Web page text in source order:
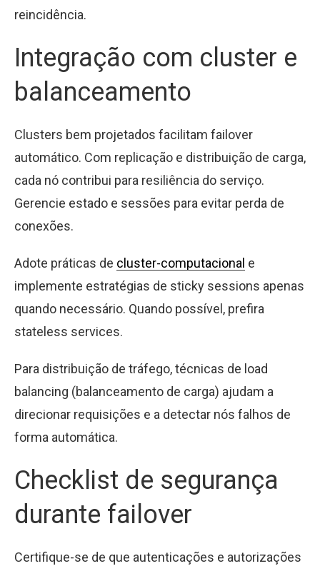
reincidência.
Integração com cluster e
balanceamento
Clusters bem projetados facilitam failover
automático. Com replicação e distribuição de carga,
cada nó contribui para resiliência do serviço.
Gerencie estado e sessões para evitar perda de
conexões.
Adote práticas de cluster-computacional e
implemente estratégias de sticky sessions apenas
quando necessário. Quando possível, prefira
stateless services.
Para distribuição de tráfego, técnicas de load
balancing (balanceamento de carga) ajudam a
direcionar requisições e a detectar nós falhos de
forma automática.
Checklist de segurança
durante failover
Certifique-se de que autenticações e autorizações